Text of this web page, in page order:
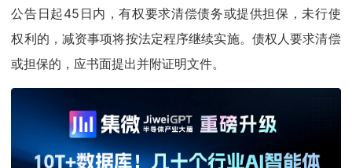
公告日起45日内，有权要求清偿债务或提供担保，未行使
权利的，减资事项将按法定程序继续实施。债权人要求清偿
或担保的，应书面提出并附证明文件。